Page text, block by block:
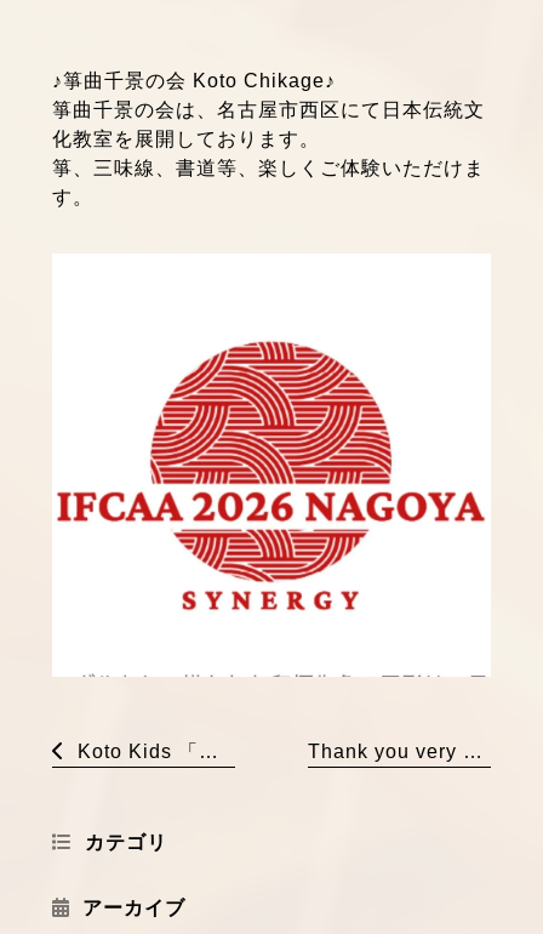
♪箏曲千景の会 Koto Chikage♪
箏曲千景の会は、名古屋市西区にて日本伝統文
化教室を展開しております。
箏、三味線、書道等、楽しくご体験いただけま
す。
Koto Kids 「安寧の祈り」プロジェクトスタート！ Thank you very much for visiting Wakeoe Shrine!
カテゴリ
アーカイブ